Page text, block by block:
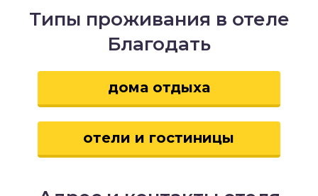
Типы проживания в отеле
Благодать
дома отдыха
отели и гостиницы